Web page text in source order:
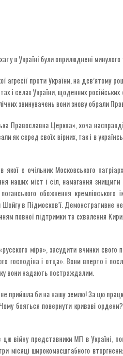
в Україні були оприлюднені
проти України, на дев’ятому
і селах України, щоденних
звинувачень вони знову обрали
Православна Церква», хоча
серед своїх вірних, так і в
є очільник Московського
наших міст і сіл, намагання
обожнення кремлівського
в Підмосков’ї. Демонстративне
повної підтримки та схвалення
міра», засудити вчинки свого
господіна і отца». Вони вперто і
вони надають постраждалим.
не прийшла би на нашу землю! За цю
бояться повернути криваві
війну представники МП в Україні,
місяці широкомасштабного